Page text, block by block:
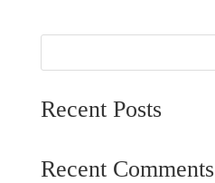
Recent Posts
Recent Comments